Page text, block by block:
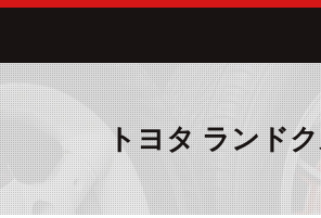
トヨタ ランド